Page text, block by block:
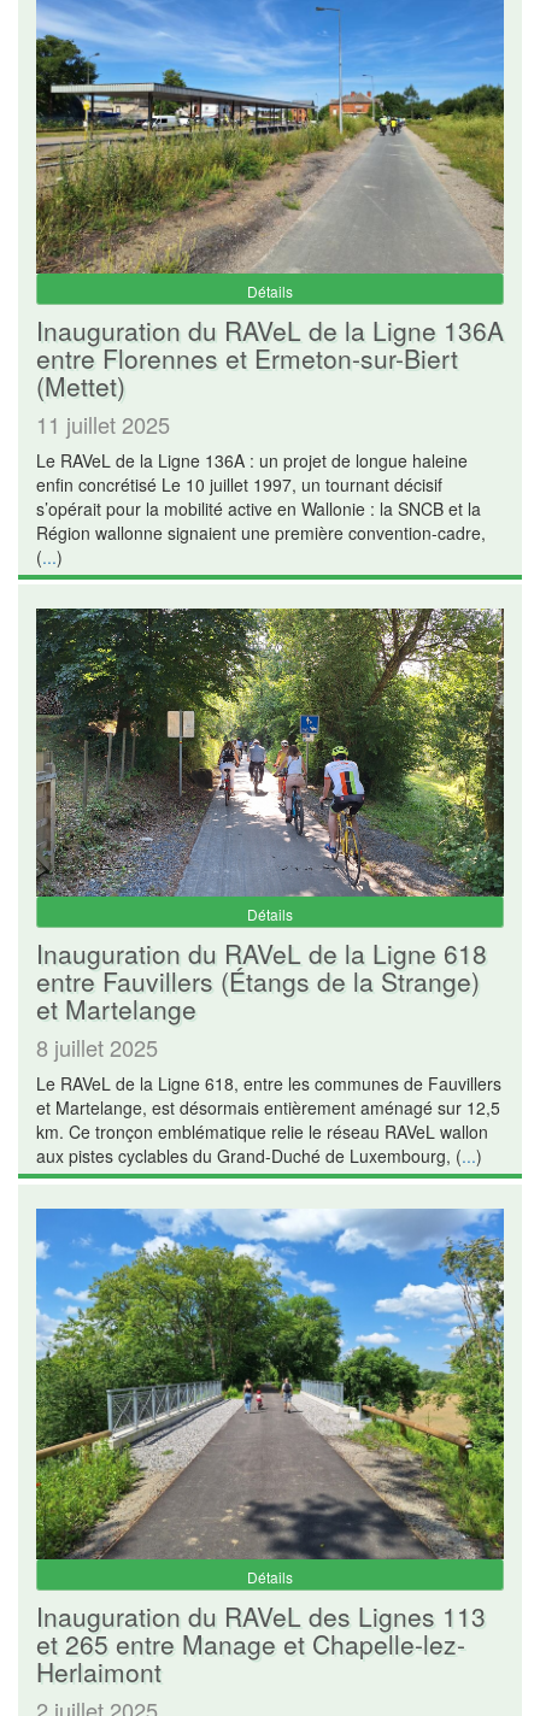
Détails
Inauguration du RAVeL de la Ligne 136A
entre Florennes et Ermeton-sur-Biert
(Mettet)
11 juillet 2025
Le RAVeL de la Ligne 136A : un projet de longue haleine
enfin concrétisé Le 10 juillet 1997, un tournant décisif
s’opérait pour la mobilité active en Wallonie : la SNCB et la
Région wallonne signaient une première convention-cadre,
(...)
Détails
Inauguration du RAVeL de la Ligne 618
entre Fauvillers (Étangs de la Strange)
et Martelange
8 juillet 2025
Le RAVeL de la Ligne 618, entre les communes de Fauvillers
et Martelange, est désormais entièrement aménagé sur 12,5
km. Ce tronçon emblématique relie le réseau RAVeL wallon
aux pistes cyclables du Grand-Duché de Luxembourg, (...)
Détails
Inauguration du RAVeL des Lignes 113
et 265 entre Manage et Chapelle-lez-
Herlaimont
2 juillet 2025